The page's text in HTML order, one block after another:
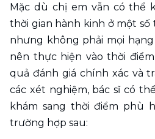
Mặc dù chị em vẫn có thể
thời gian hành kinh ở một
nhưng không phải mọi
nên thực hiện vào thời
quả đánh giá chính xác và
các xét nghiệm, bác sĩ có
khám sang thời điểm phù
trường hợp sau: